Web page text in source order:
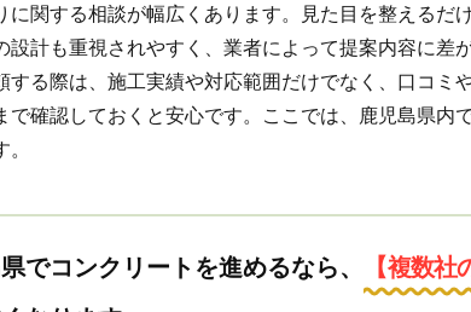
関する相談が幅広くあります。見た目を整えるだ
設計も重視されやすく、業者によって提案内容に差
る際は、施工実績や対応範囲だけでなく、口コミ
で確認しておくと安心です。ここでは、鹿児島県内
でコンクリートを進めるなら、 【複数社